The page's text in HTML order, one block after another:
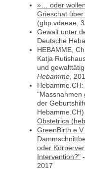
»… oder
Grieschat über
(gbp.vdaeae,
Gewalt unter
Deutsche
HEBAMME,
Katja
und
Hebamme ,
Hebamme.CH:
"Massnahmen
der
Hebamme.CH)
Obstetrica
GreenBirth
oder
Intervention?"
2017